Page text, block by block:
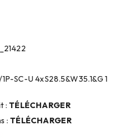
SC-U 4xS28.5&W35.1&G 1
: TÉLÉCHARGER
: TÉLÉCHARGER